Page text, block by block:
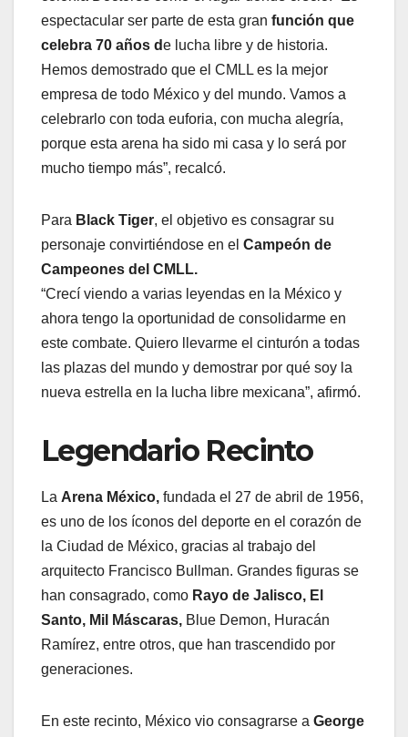
espectacular ser parte de esta gran función que
celebra 70 años de lucha libre y de historia.
Hemos demostrado que el CMLL es la mejor
empresa de todo México y del mundo. Vamos a
celebrarlo con toda euforia, con mucha alegría,
porque esta arena ha sido mi casa y lo será por
mucho tiempo más”, recalcó.
Para Black Tiger, el objetivo es consagrar su
personaje convirtiéndose en el Campeón de
Campeones del CMLL.
“Crecí viendo a varias leyendas en la México y
ahora tengo la oportunidad de consolidarme en
este combate. Quiero llevarme el cinturón a todas
las plazas del mundo y demostrar por qué soy la
nueva estrella en la lucha libre mexicana”, afirmó.
Legendario Recinto
La Arena México, fundada el 27 de abril de 1956,
es uno de los íconos del deporte en el corazón de
la Ciudad de México, gracias al trabajo del
arquitecto Francisco Bullman. Grandes figuras se
han consagrado, como Rayo de Jalisco, El
Santo, Mil Máscaras, Blue Demon, Huracán
Ramírez, entre otros, que han trascendido por
generaciones.
En este recinto, México vio consagrarse a George